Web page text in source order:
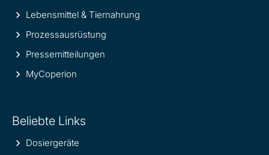
Lebensmittel & Tiernahrung
Prozessausrüstung
Pressemitteilungen
MyCoperion
Beliebte Links
Dosiergeräte